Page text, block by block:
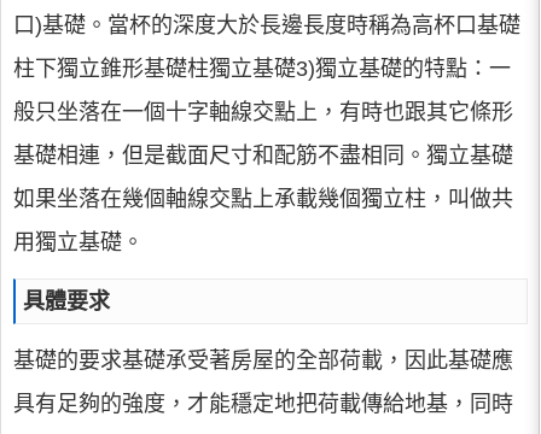
口)基礎。當杯的深度大於長邊長度時稱為高杯口基礎
柱下獨立錐形基礎柱獨立基礎3)獨立基礎的特點：一
般只坐落在一個十字軸線交點上，有時也跟其它條形
基礎相連，但是截面尺寸和配筋不盡相同。獨立基礎
如果坐落在幾個軸線交點上承載幾個獨立柱，叫做共
用獨立基礎。
具體要求
基礎的要求基礎承受著房屋的全部荷載，因此基礎應
具有足夠的強度，才能穩定地把荷載傳給地基，同時